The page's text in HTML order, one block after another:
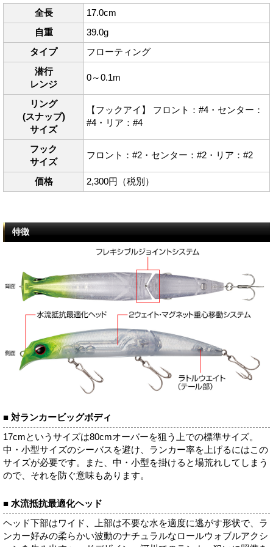
全長
17.0cm
自重
39.0g
タイプ
フローティング
潜行
レンジ
0～0.1m
リング
(スナップ)
サイズ
【フックアイ】 フロント：#4・センター：
#4・リア：#4
フック
サイズ
フロント：#2・センター：#2・リア：#2
価格 2,300円（税別）
特徴
■ 対ランカービッグボディ
17cmというサイズは80cmオーバーを狙う上での標準サイズ。
中・小型サイズのシーバスを避け、ランカー率を上げるにはこの
サイズが必要です。また、中・小型を掛けると場荒れしてしまう
ので、それを防ぐ意味もあります。
■ 水流抵抗最適化ヘッド
ヘッド下部はワイド、上部は不要な水を適度に逃がす形状で、ラ
ンカー好みの柔らかい波動のナチュラルなロールウォブルアクシ